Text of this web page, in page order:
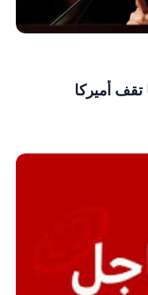
تقف أميركا